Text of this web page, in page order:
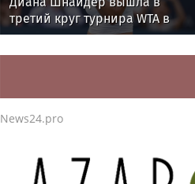
третий круг турнира WTA в
Торонто
News24.pro